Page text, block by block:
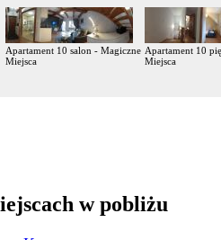
Apartament 10 salon - Magiczne
Miejsca
Apartament 10
Miejsca
w pobliżu